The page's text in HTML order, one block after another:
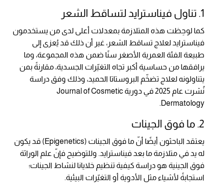
1. تناول فيناسترايد لتساقط الشعر
كما لوحِظت هذه المتلازمة بمعدلات أعلى لدى من يستخدمون
فيناسترايد لعلاج تساقط الشعر، غير أن ذلك قد يُعزى إلى
طبيعة الفئة العمرية الأصغر سنًا ضمن هذه المجموعة، وما
يرافقها من حساسية أكبر تجاه التغيّرات الجسدية، مقارنةً بمن
يتناولونه لعلاج تضخّم البروستاتا الحميد، وذلك وفق دراسة
نُشرت عام 2025 في دورية Journal of Cosmetic
Dermatology.
2. ما فوق الجينات
يعتقد الباحثون أيضًا أنّ ما فوق الجينات (Epigenetics) قد يكون
له يد في متلازمة ما بعد فيناسترايد. وللتوضيح فإنّ علم الوراثة
فوق الجينية هو دراسة كيفية تنظيم خلايانا لنشاط الجينات؛
استجابةً لأشياء مثل الأدوية أو التغيّرات البيئية.